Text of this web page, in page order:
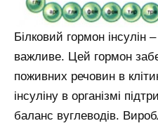
Білковий гормон інсулін
важливе. Цей гормон
поживних речовин в
інсуліну в організмі
баланс вуглеводів.